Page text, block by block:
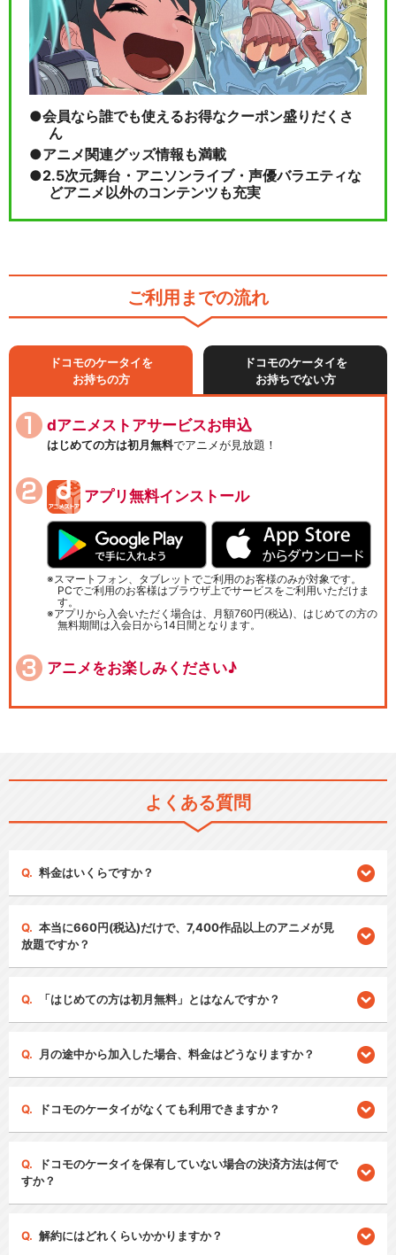
会員なら誰でも使えるお得なクーポン盛りだくさ
ん
アニメ関連グッズ情報も満載
2.5次元舞台・アニソンライブ・声優バラエティな
どアニメ以外のコンテンツも充実
ご利用までの流れ
ドコモのケータイを
お持ちの方
ドコモのケータイを
お持ちでない方
dアニメストアサービスお申込
はじめての方は初月無料でアニメが見放題！
アプリ無料インストール
スマートフォン、タブレットでご利用のお客様のみが対象です。
PCでご利用のお客様はブラウザ上でサービスをご利用いただけま
す。
アプリから入会いただく場合は、月額760円(税込)、はじめての方の
無料期間は入会日から14日間となります。
アニメをお楽しみください♪
よくある質問
料金はいくらですか？
本当に660円(税込)だけで、7,400作品以上のアニメが見
放題ですか？
「はじめての方は初月無料」とはなんですか？
月の途中から加入した場合、料金はどうなりますか？
ドコモのケータイがなくても利用できますか？
ドコモのケータイを保有していない場合の決済方法は何で
すか？
解約にはどれくらいかかりますか？